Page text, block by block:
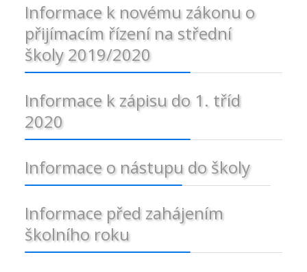
Informace k novému zákonu o
přijímacím řízení na střední
školy 2019/2020
Informace k zápisu do 1. tříd
2020
Informace o nástupu do školy
Informace před zahájením
školního roku